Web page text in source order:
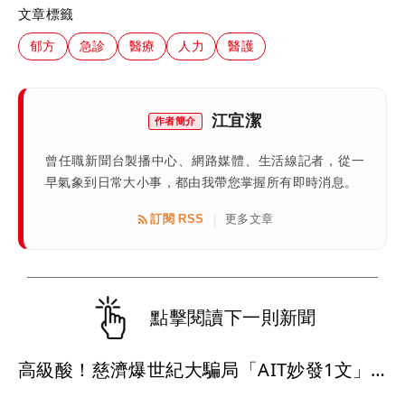
文章標籤
郁方 急診 醫療 人力 醫護
作者簡介 江宜潔
曾任職新聞台製播中心、網路媒體、生活線記者，從一
早氣象到日常大小事，都由我帶您掌握所有即時消息。
訂閱 RSS | 更多文章
點擊閱讀下一則新聞
高級酸！慈濟爆世紀大騙局「AIT妙發1文」 他笑：真的很會